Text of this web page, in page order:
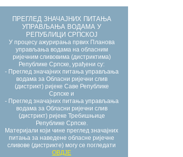
ПРЕГЛЕД ЗНАЧАЈНИХ ПИТАЊА
УПРАВЉАЊА ВОДАМА У
РЕПУБЛИЦИ СРПСКОЈ
У процесу ажурирања првих Планова
управљања водама на обласним
ријечним сливовима (дистриктима)
Републике Српске, урађени су:
- Преглед значајних питања управљања
водама за Обласни ријечни слив
(дистрикт) ријеке Саве Републике
Српске и
- Преглед значајних питања управљања
водама за Обласни ријечни слив
(дистрикт) ријеке Требишњице
Републике Српске.
Материјали који чине преглед значајних
питања за наведене обласне ријечне
сливове (дистрикте) могу се погледати
ОВДЈЕ